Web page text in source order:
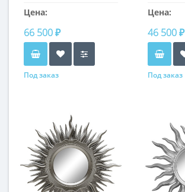
Цена:
66 500 ₽
Под заказ
Цена:
46 500 ₽
Под заказ